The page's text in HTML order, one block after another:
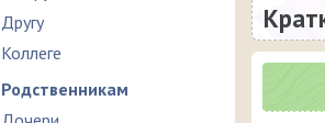
Другу
Коллеге
Родственникам